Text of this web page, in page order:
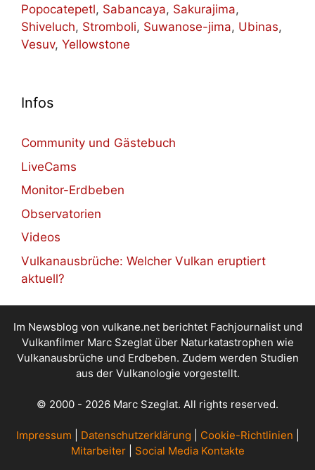
Popocatepetl, Sabancaya, Sakurajima,
Shiveluch, Stromboli, Suwanose-jima, Ubinas,
Vesuv, Yellowstone
Infos
Community und Gästebuch
LiveCams
Monitor-Erdbeben
Observatorien
Videos
Vulkanausbrüche: Welcher Vulkan eruptiert
aktuell?
Im Newsblog von vulkane.net berichtet Fachjournalist und
Vulkanfilmer Marc Szeglat über Naturkatastrophen wie
Vulkanausbrüche und Erdbeben. Zudem werden Studien
aus der Vulkanologie vorgestellt.
© 2000 - 2026 Marc Szeglat. All rights reserved.
Impressum Datenschutzerklärung Cookie-Richtlinien
Mitarbeiter| Social Media Kontakte